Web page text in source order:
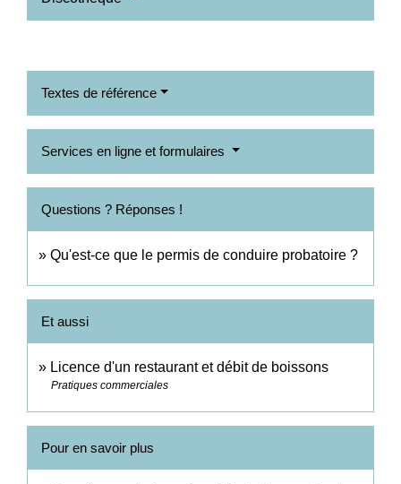
Textes de référence
Services en ligne et formulaires
Questions ? Réponses !
Qu'est-ce que le permis de conduire probatoire ?
Et aussi
Licence d'un restaurant et débit de boissons
Pratiques commerciales
Pour en savoir plus